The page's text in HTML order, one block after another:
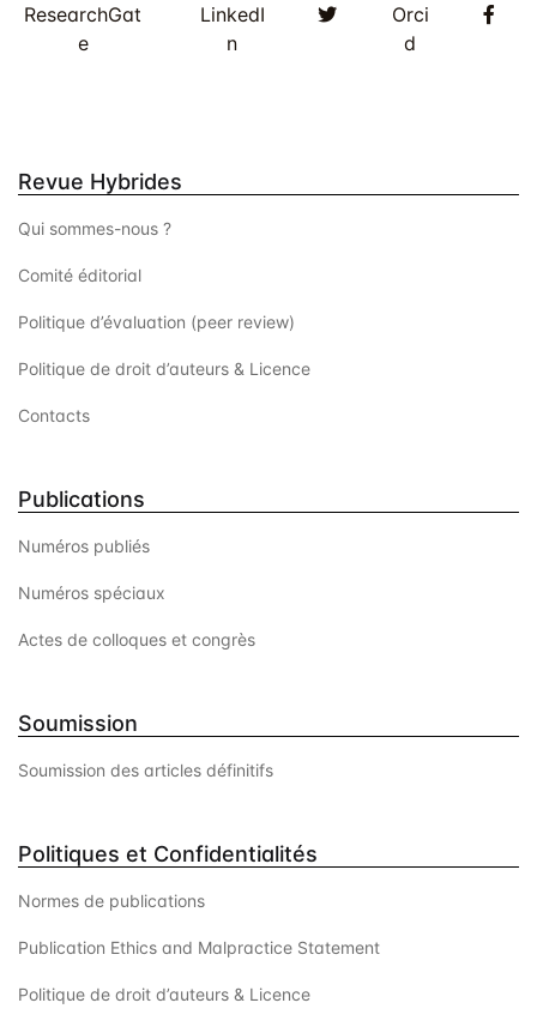
ResearchGat
e
LinkedI
n
TwitterOrci
d
Revue Hybrides
Qui sommes-nous ?
Comité éditorial
Politique d’évaluation (peer review)
Politique de droit d’auteurs & Licence
Contacts
Publications
Numéros publiés
Numéros spéciaux
Actes de colloques et congrès
Soumission
Soumission des articles définitifs
Politiques et Confidentialités
Normes de publications
Publication Ethics and Malpractice Statement
Politique de droit d’auteurs & Licence